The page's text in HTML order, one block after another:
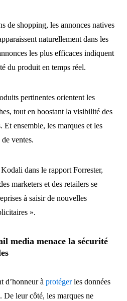
de shopping, les annonces natives
naturellement dans les
les plus efficaces indiquent
du produit en temps réel.
pertinentes orientent les
tout en boostant la visibilité des
Et ensemble, les marques et les
ventes.
dans le rapport Forrester,
marketers et des retailers se
à saisir de nouvelles
».
media menace la sécurité
d’honneur à protégerles données
De leur côté, les marques ne